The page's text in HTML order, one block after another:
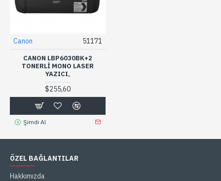
Canon 51171
CANON LBP6030BK+2
TONERLI MONO LASER
YAZICI,
$255,60
Şimdi Al
ÖZEL BAĞLANTILAR
Hakkımızda